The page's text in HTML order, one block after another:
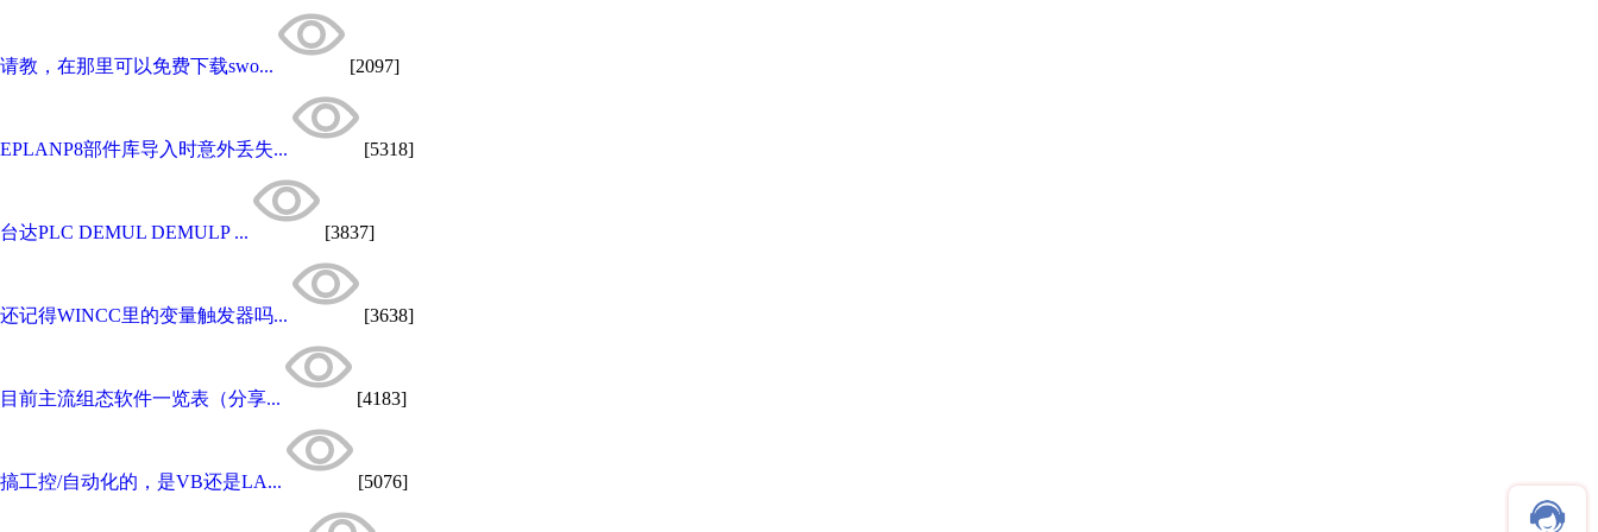
请教，在那里可以免费下载swo... [2097]
EPLANP8部件库导入时意外丢失... [5318]
台达PLC DEMUL DEMULP ... [3837]
还记得WINCC里的变量触发器吗... [3638]
目前主流组态软件一览表（分享... [4183]
搞工控/自动化的，是VB还是LA... [5076]